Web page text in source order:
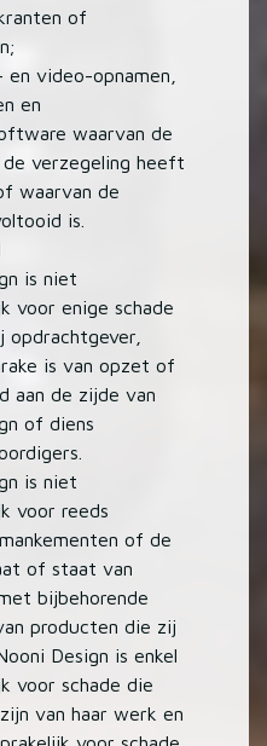
of
video-opnamen,
en
waarvan de
de verzegeling heeft
waarvan de
is.
is niet
voor enige schade
opdrachtgever,
is van opzet of
aan de zijde van
of diens
is niet
voor reeds
of de
of staat van
bijbehorende
producten die zij
Design is enkel
voor schade die
van haar werk en